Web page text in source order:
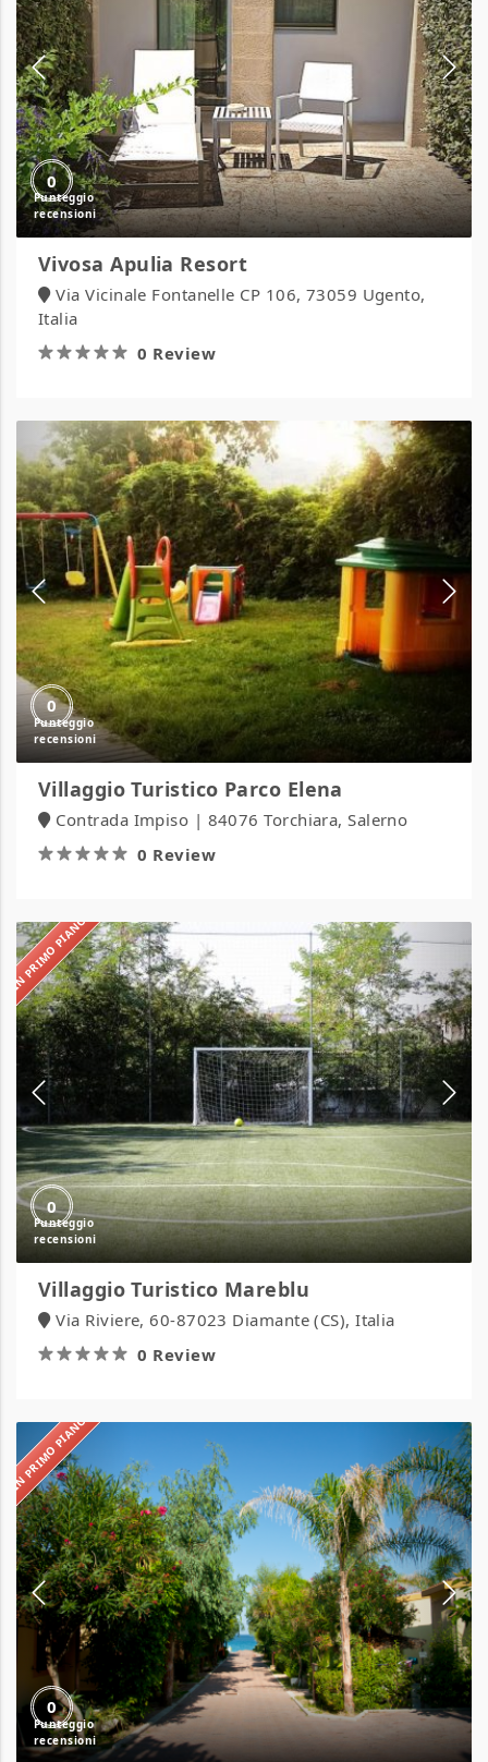
0
Vivosa Apulia Resort
Via Vicinale Fontanelle CP 106, 73059 Ugento,
Italia
0 Review
0
Villaggio
Turistico
Parco
Elena
Villaggio Turistico Parco Elena
Contrada Impiso | 84076 Torchiara, Salerno
0 Review
IN PRIMO PIANO
0
Villaggio
Turistico
Mareblu
Villaggio Turistico Mareblu
Via Riviere, 60-87023 Diamante (CS), Italia
0 Review
IN PRIMO PIANO
0
Villaggio
Tramonto